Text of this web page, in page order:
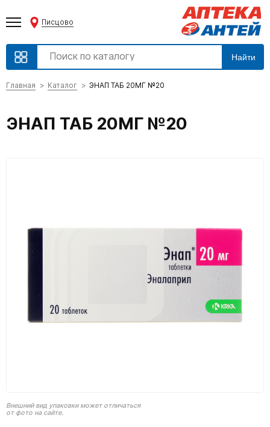
Писцово
Найти
Главная Каталог ЭНАП ТАБ 20МГ №20
ЭНАП ТАБ 20МГ №20
Внешний вид упаковки может отличаться
от фото на сайте.